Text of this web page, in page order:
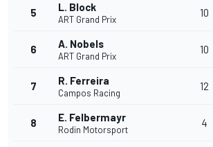
5 L. Block
ART Grand Prix
10
6 A. Nobels
ART Grand Prix
10
7 R. Ferreira
Campos Racing
12
8 E. Felbermayr
Rodin Motorsport
4